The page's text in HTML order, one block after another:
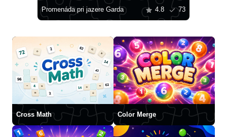
Promenáda pri jazere Garda 4.8 73
Cross Math Color Merge